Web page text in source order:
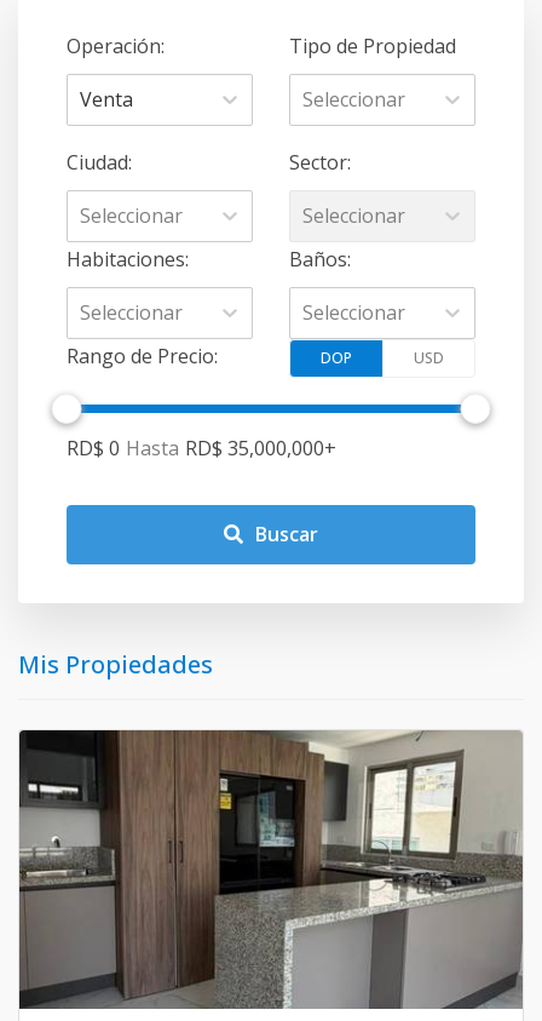
Operación:
Venta
Tipo de Propiedad
Seleccionar
Ciudad:
Seleccionar
Sector:
Seleccionar
Habitaciones:
Seleccionar
Baños:
Seleccionar
Rango de Precio: DOP USD
RD$ 0 Hasta RD$ 35,000,000+
Buscar
Mis Propiedades